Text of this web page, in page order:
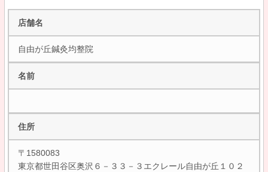
店舗名
自由が丘鍼灸均整院
名前
住所
〒1580083
東京都世田谷区奥沢６－３３－３エクレール自由が丘１０２